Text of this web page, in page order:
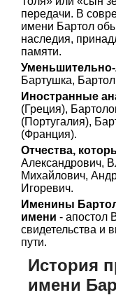
передачи. В
имени Бартол
наследия,
памяти.
Бартушка,
Иностранные
(Греция),
(Португалия),
(Франция).
Отчества,
Александрович,
Михайлович,
Игоревич.
Именины
имени - апостол
свидетельства и
пути.
История
имени